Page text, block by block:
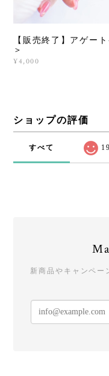
【販売終了】アゲー
＞
¥4,000
ショップの評価
すべて 19
新商品やキャンペー